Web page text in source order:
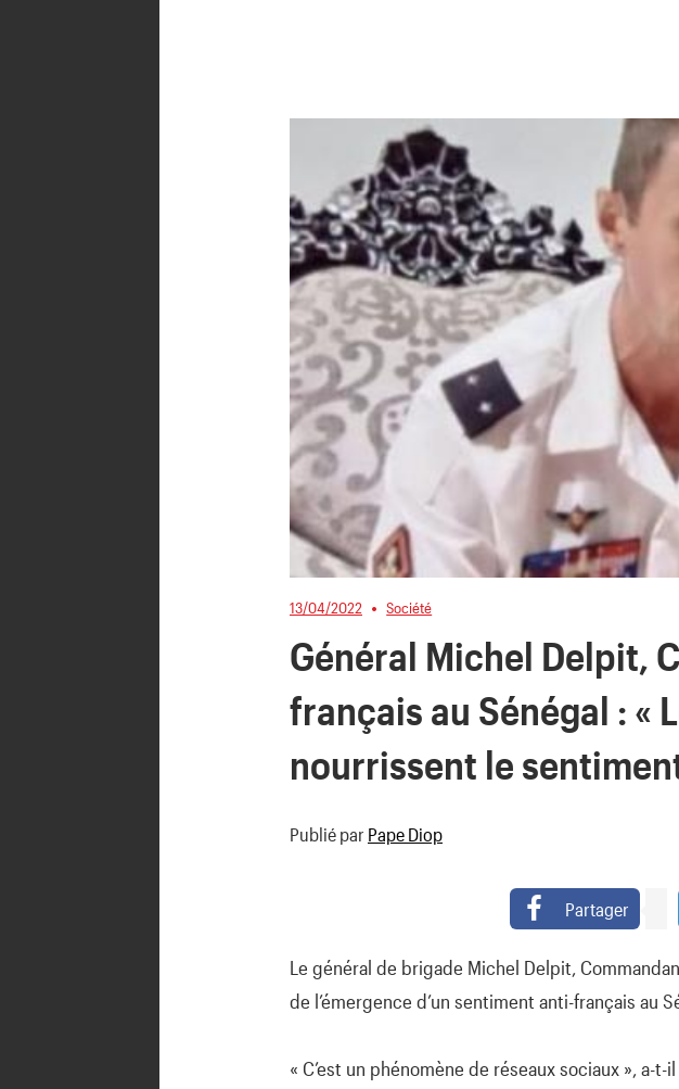
13/04/2022 Société
Général Michel Delpit,
français au Sénégal : «
nourrissent le
Publié par Pape Diop
Partager
Le général de brigade Michel Delpit,
de l’émergence d’un sentiment anti-français au
« C’est un phénomène de réseaux sociaux »,